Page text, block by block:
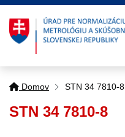
Domov STN 34 7810-8
STN 34 7810-8